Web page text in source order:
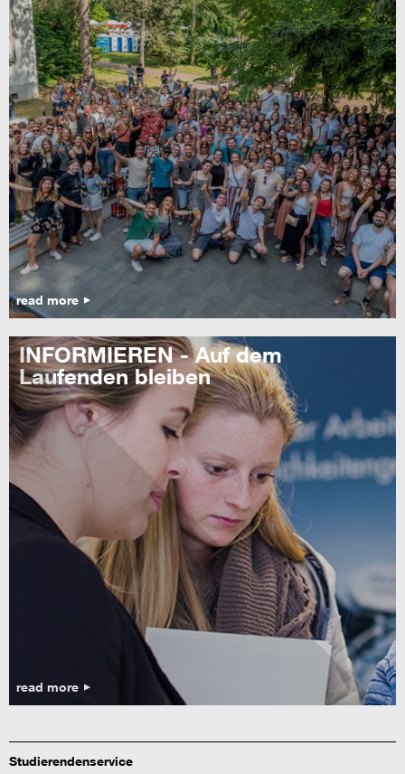
read more
INFORMIEREN - Auf dem
Laufenden bleiben
read more
Studierendenservice